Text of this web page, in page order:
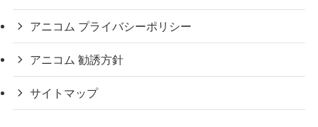
アニコム プライバシーポリシー
アニコム 勧誘方針
サイトマップ